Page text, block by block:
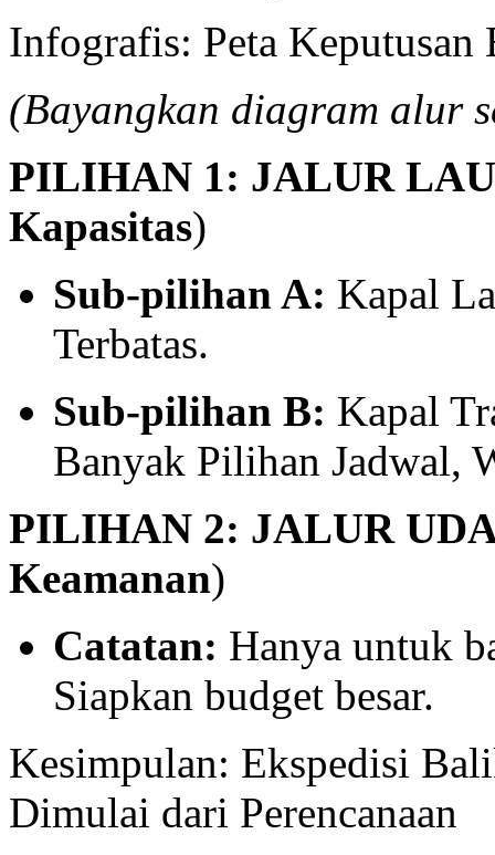
Infografis: Peta
(Bayangkan diagram alur
PILIHAN 1: JALUR
Kapasitas)
Sub-pilihan A: Kapal
Terbatas.
Sub-pilihan B: Kapal
Banyak Pilihan Jadwal,
PILIHAN 2: JALUR
Keamanan)
Catatan: Hanya untuk
Siapkan budget besar.
Kesimpulan: Ekspedisi
Dimulai dari Perencanaan